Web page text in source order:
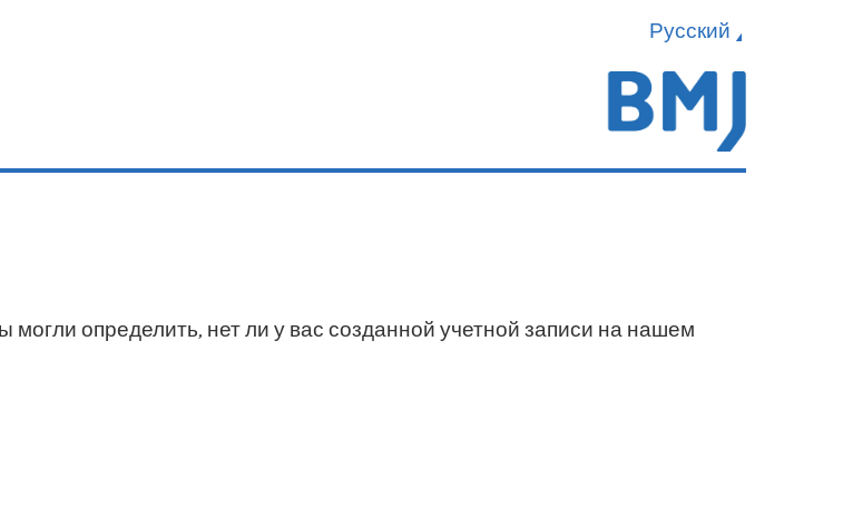
Русский
определить, нет ли у вас созданной учетной записи на нашем